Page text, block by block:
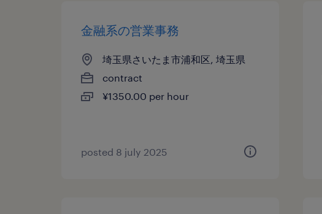
金融系の営業事務
埼玉県さいたま市浦和区, 埼玉県
contract
¥1350.00 per hour
posted 8 july 2025